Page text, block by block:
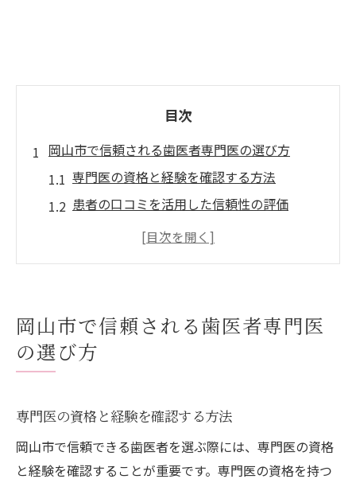
目次
岡山市で信頼される歯医者専門医の選び方
専門医の資格と経験を確認する方法
患者の口コミを活用した信頼性の評価
通いやすい立地条件と診療時間の検討
初診時のカウンセリングでの重要ポイント
安心の治療を提供する岡山市の歯医者専門医を
個々の症状に応じたオーダーメイド治療
痛みを最小限に抑える治療技術
親身な相談と納得の診療説明
岡山市で信頼される歯医者専門医
の選び方
専門医の資格と経験を確認する方法
岡山市で信頼できる歯医者を選ぶ際には、専門医の資格
と経験を確認することが重要です。専門医の資格を持つ